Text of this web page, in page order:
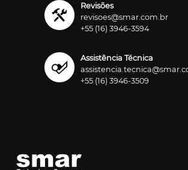
Revisões
revisoes@smar.com.br
+55 (16) 3946-3594
Assistência Técnica
+55 (16) 3946-3509